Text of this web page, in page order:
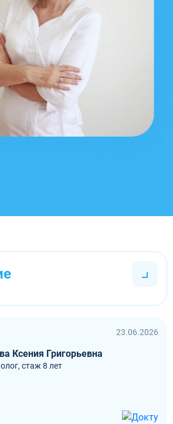
23.06.2026
Ксения Григорьевна
стаж 8 лет